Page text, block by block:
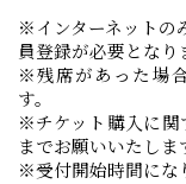
※インターネットの
員登録が必要となり
※残席があった場
す。
※チケット購入に関
までお願いいたしま
※受付開始時間にな